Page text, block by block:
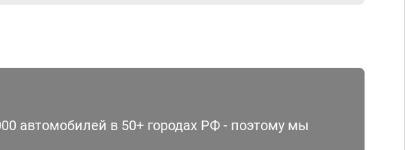
автомобилей в 50+ городах РФ - поэтому мы